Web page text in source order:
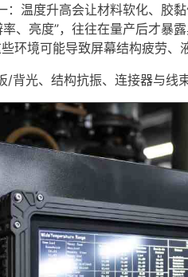
温度升高会让材料软化、
、亮度”，往往在量产后才暴
环境可能导致屏幕结构疲劳、
背光、结构抗振、连接器与线